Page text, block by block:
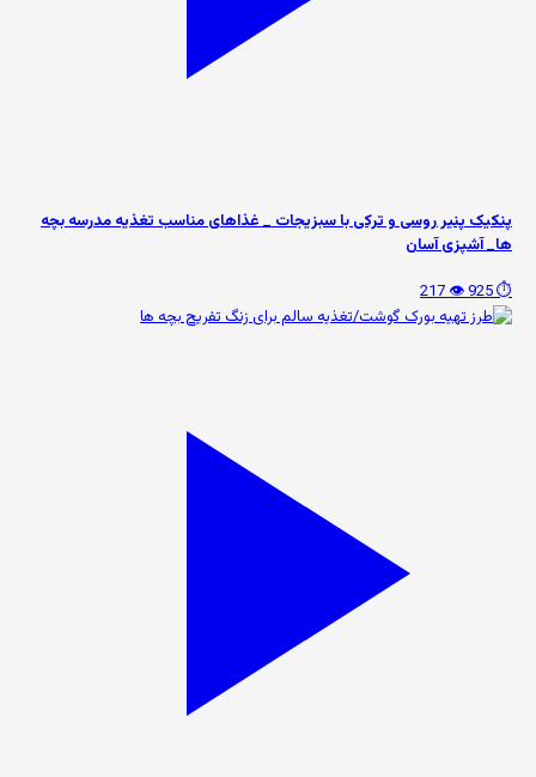
پنکیک پنیر روسی و ترکی با سبزیجات _ غذاهای مناسب تغذیه مدرسه بچه
ها_ آشپزی آسان
⏱️ 925
👁️ 217